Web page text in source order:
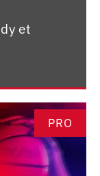
et
PRO